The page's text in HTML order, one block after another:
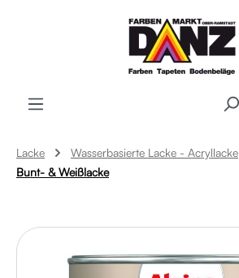
Zum Hauptinhalt springen
Lacke
Wasserbasierte Lacke - Acryllacke
Bunt- & Weißlacke
Bildergalerie überspringen